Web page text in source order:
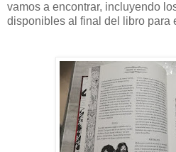
vamos a encontrar, incluyendo
disponibles al final del libro para